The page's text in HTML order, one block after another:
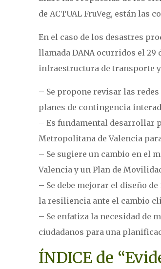
de ACTUAL FruVeg, están las
En el caso de los desastres
llamada DANA ocurridos el 29
infraestructura de transporte
– Se propone revisar las
planes de contingencia
– Es fundamental desarrollar
Metropolitana de Valencia
– Se sugiere un cambio en el
Valencia y un Plan de
– Se debe mejorar el diseño
la resiliencia ante el cambio
– Se enfatiza la necesidad de
ciudadanos para una
ÍNDICE de